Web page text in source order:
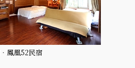
鳳凰52民宿